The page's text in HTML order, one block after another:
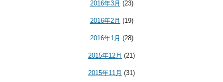
2016年3月 (23)
2016年2月 (19)
2016年1月 (28)
2015年12月 (21)
2015年11月 (31)